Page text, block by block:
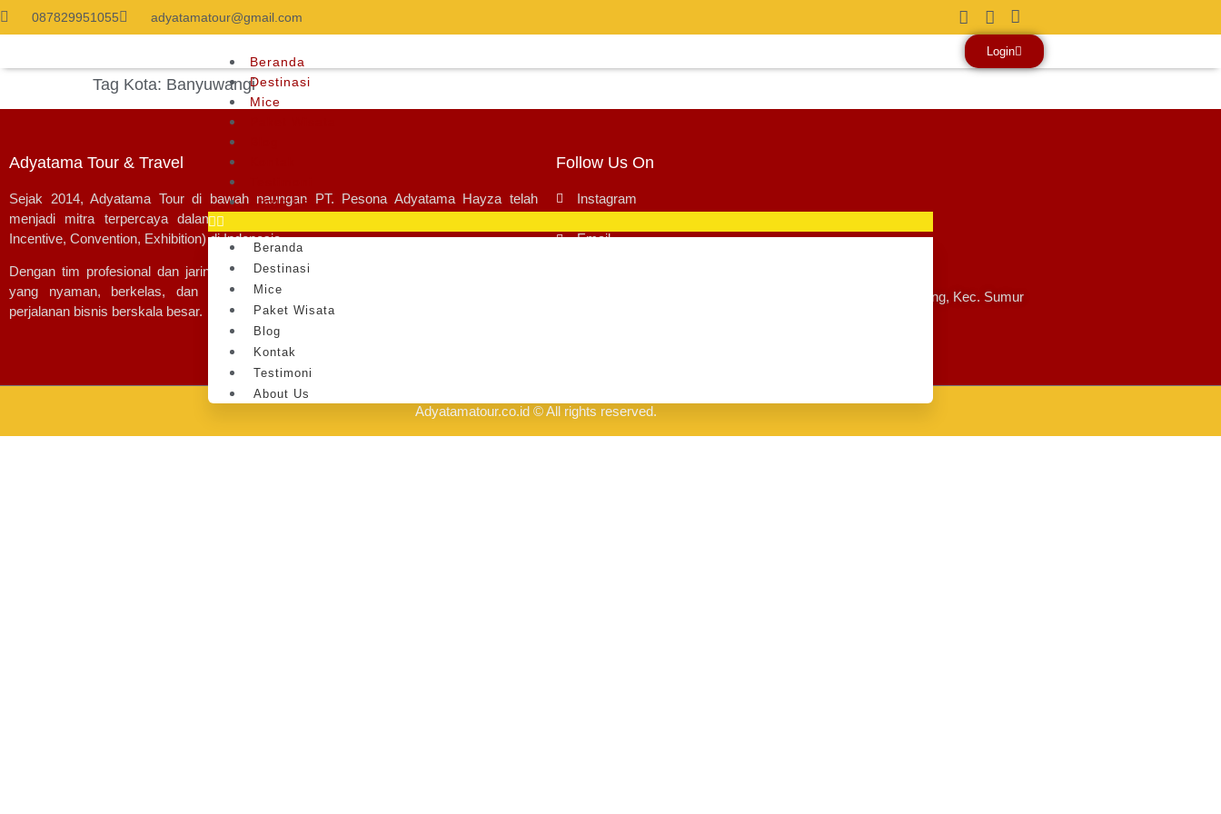
087829951055 adyatamatour@gmail.com
Beranda
Destinasi
Mice
About Us
Beranda
Destinasi
Mice
Paket Wisata
Blog
Kontak
Testimoni
About Us
Login
Tag Kota: Banyuwangi
Adyatama Tour & Travel
Sejak 2014,Adyatama Tourdi bawah naungan PT. Pesona Adyatama Hayza telah
menjadi mitra terpercaya dalam layanan perjalanan wisata dan
Incentive, Convention, Exhibition)di Indonesia.
Dengan tim profesional dan jaringan luas, kami menghadirkan pengalaman perjalanan
yang nyaman, berkelas, dan tak terlupakan—baik untuk wisata pribadi maupun
perjalanan bisnis berskala besar.
Follow Us On
Instagram
Email
Lokasi: Menara Asia Afrika, Jl. Asia Afrika No.133-137, Kb. Pisang, Kec. Sumur
Adyatamatour.co.id © All rights reserved.